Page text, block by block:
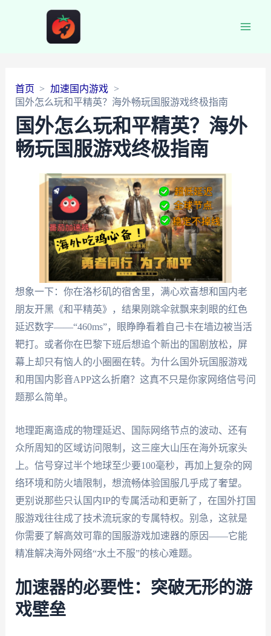
首页
加速国内游戏
国外怎么玩和平精英？海外畅玩国服游戏终极指南
国外怎么玩和平精英？海外
畅玩国服游戏终极指南
想象一下：你在洛杉矶的宿舍里，满心欢喜想和国内老
朋友开黑《和平精英》，结果刚跳伞就飘来刺眼的红色
延迟数字——“460ms”，眼睁睁看着自己卡在墙边被当活
靶打。或者你在巴黎下班后想追个新出的国剧放松，屏
幕上却只有恼人的小圈圈在转。为什么国外玩国服游戏
和用国内影音APP这么折磨？这真不只是你家网络信号问
题那么简单。
地理距离造成的物理延迟、国际网络节点的波动、还有
众所周知的区域访问限制，这三座大山压在海外玩家头
上。信号穿过半个地球至少要100毫秒，再加上复杂的网
络环境和防火墙限制，想流畅体验国服几乎成了奢望。
更别说那些只认国内IP的专属活动和更新了，在国外打国
服游戏往往成了技术流玩家的专属特权。别急，这就是
你需要了解高效可靠的国服游戏加速器的原因——它能
精准解决海外网络“水土不服”的核心难题。
加速器的必要性：突破无形的游
戏壁垒